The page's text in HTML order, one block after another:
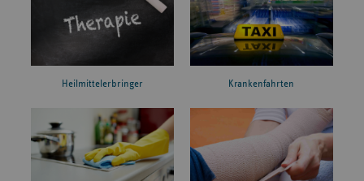
Heilmittelerbringer Krankenfahrten